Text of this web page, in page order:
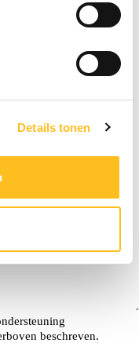
Details tonen
beschreven.